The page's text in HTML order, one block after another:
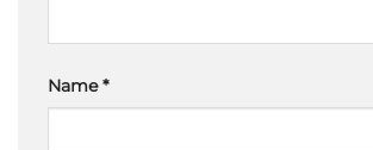
Name*